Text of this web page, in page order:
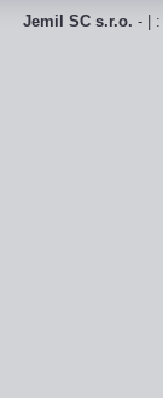
Jemil SC s.r.o. - |